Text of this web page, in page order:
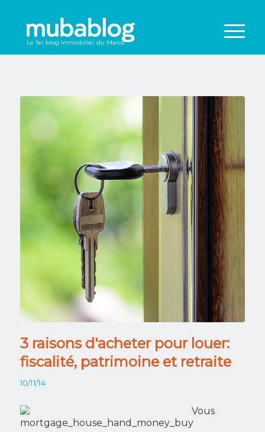
Le 1er blog immobilier du Maroc
3 raisons d'acheter pour louer:
fiscalité, patrimoine et retraite
10/11/14
Vous